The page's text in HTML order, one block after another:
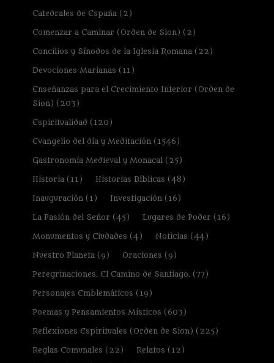
Catedrales de España(2)
Comenzar a Caminar (Orden de Sion) (2)
Concilios y Sínodos de la Iglesia Romana(22)
Devociones Marianas (11)
Enseñanzas para el Crecimiento Interior (Orden de
Sion) (203)
Espiritualidad (120)
Evangelio del día y Meditación(1546)
Gastronomía Medieval y Monacal(25)
Historia(11) Historias Bíblicas (48)
Inauguración(1) Investigación(16)
La Pasión del Señor (45) Lugares de Poder (16)
Monumentos y Ciudades (4) Noticias (44)
Nuestro Planeta(9) Oraciones (9)
Peregrinaciones. El Camino de Santiago.(77)
Personajes Emblemáticos (19)
Poemas y Pensamientos Místicos (603)
Reflexiones Espirituales (Orden de Sion) (225)
Reglas Comunales (22) Relatos (12)